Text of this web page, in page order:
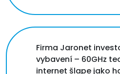
Firma Jaronet
vybavení – 60GHz
internet šlape jako